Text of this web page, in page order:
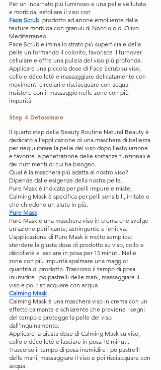
Per un incarnato più luminoso e una pelle vellutata
e morbida, esfoliare il viso con
Face Scrub, prodotto ad azione emolliente dalla
texture morbida con granuli di Nocciolo di Olivo
Mediterraneo.
Face Scrub elimina lo strato più superficiale della
pelle uniformando il colorito, favorisce il turnover
cellulare e offre una pulizia del viso più profonda.
Applicare una piccola dose di Face Scrub su viso,
collo e décolleté e massaggiare delicatamente con
movimenti circolari e risciacquare con acqua.
Insistere con il massaggio nelle zone con più
impurità.
Step 4 Detossinare
Il quarto step della Beauty Routine Natural Beauty è
dedicato all’applicazione di una maschera di bellezza
per riequilibrare la pelle del viso dopo l’esfoliazione
e favorire la penetrazione delle sostanze funzionali e
dei nutrimenti di cui ha bisogno.
Qual è la maschera più adatta al nostro viso?
Dipende dalle esigenze della nostra pelle.
Pure Mask è indicata per pelli impure e miste,
Calming Mask è specifica per pelli sensibili, irritate o
che chiedono un aiuto in più.
Pure Mask
Pure Mask è una maschera viso in crema che svolge
un’azione purificante, astringente e lenitiva.
L’applicazione di Pure Mask è molto semplice:
stendere la giusta dose di prodotto su viso, collo e
décolleté e lasciare in posa per 15 minuti. Nelle
zone con più impurità spalmare una maggior
quantità di prodotto. Trascorso il tempo di posa
inumidire i polpastrelli delle mani, massaggiare il
viso e poi risciacquare con acqua.
Calming Mask
Calming Mask è una maschera viso in crema con un
effetto calmante e schiarente che previene i segni
del tempo e protegge la pelle del viso
dall’inquinamento.
Applicare la giusta dose di Calming Mask su viso,
collo e décolleté e lasciare in posa 10 minuti.
Trascorso il tempo di posa inumidire i polpastrelli
delle mani, massaggiare il viso e poi risciacquare con
acqua.